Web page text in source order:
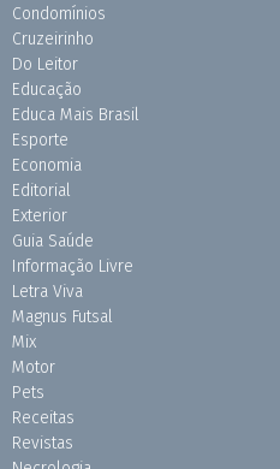
Condomínios
Cruzeirinho
Do Leitor
Educação
Educa Mais Brasil
Esporte
Economia
Editorial
Exterior
Guia Saúde
Informação Livre
Letra Viva
Magnus Futsal
Mix
Motor
Pets
Receitas
Revistas